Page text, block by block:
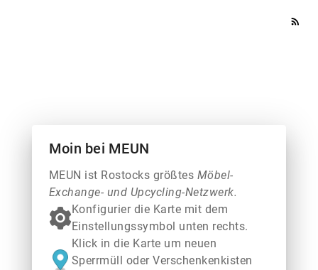
rss_feed
Moin bei MEUN
MEUN ist Rostocks größtes Möbel-
Exchange- und Upcycling-Netzwerk.
Konfigurier die Karte mit dem
Einstellungssymbol unten rechts.
Klick in die Karte um neuen
Sperrmüll oder Verschenkenkisten